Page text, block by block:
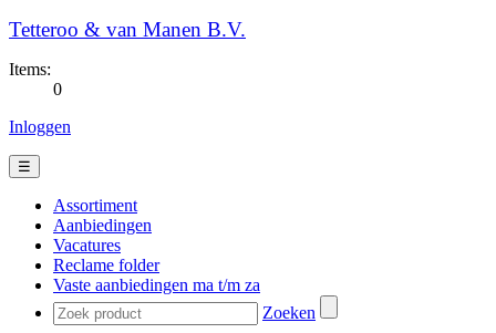
Tetteroo & van Manen B.V.
Items:
0
Inloggen
☰
Assortiment
Aanbiedingen
Vacatures
Reclame folder
Vaste aanbiedingen ma t/m za
Zoeken